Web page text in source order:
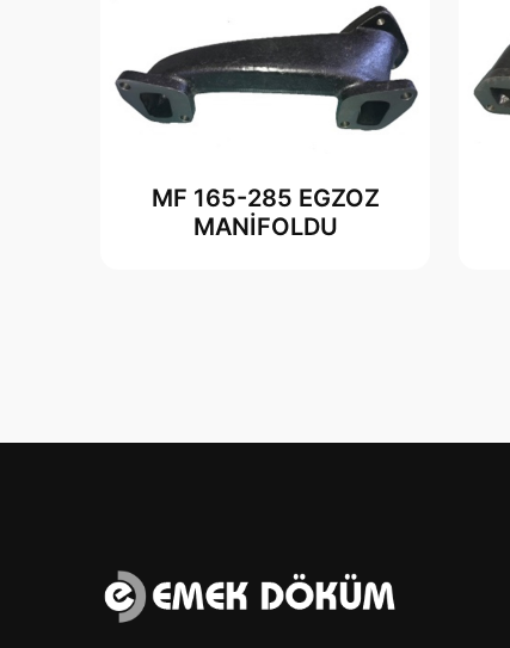
MF 165-285 EGZOZ
MANİFOLDU